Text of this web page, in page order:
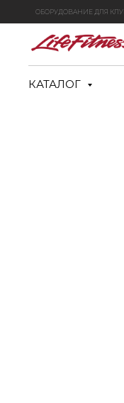
ОБОРУДОВАНИЕ ДЛЯ КЛУБОВ
КАТАЛОГ